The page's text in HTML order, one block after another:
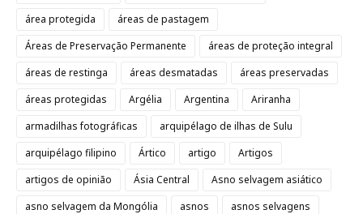
área protegida
áreas de pastagem
Áreas de Preservação Permanente
áreas de proteção integral
áreas de restinga
áreas desmatadas
áreas preservadas
áreas protegidas
Argélia Argentina
Ariranha
armadilhas fotográficas
arquipélago de ilhas de Sulu
arquipélago filipino
Ártico artigo
Artigos
artigos de opinião
Ásia Central
Asno selvagem asiático
asno selvagem da Mongólia
asnos
asnos selvagens